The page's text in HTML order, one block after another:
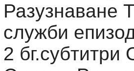
Разузнаване
служби
2 бг.субтитри